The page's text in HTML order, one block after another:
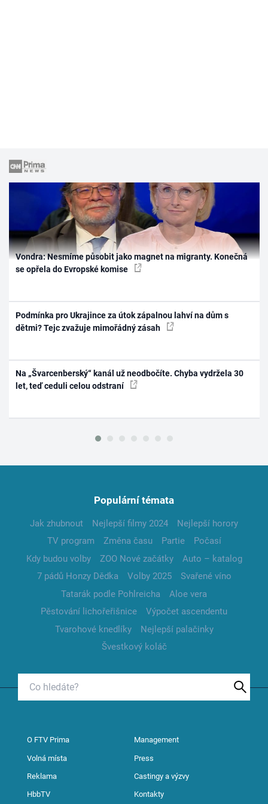
Vondra: Nesmíme působit jako magnet na migranty. Konečná
se opřela do Evropské komise
Podmínka pro Ukrajince za útok zápalnou lahví na dům s
dětmi? Tejc zvažuje mimořádný zásah
Na „Švarcenberský“ kanál už neodbočíte. Chyba vydržela 30
let, teď ceduli celou odstraní
Populární témata
Jak zhubnout Nejlepší filmy 2024
Nejlepší horory
TV program
Změna času Partie
Počasí
Kdy budou volby
ZOO Nové začátky
Auto – katalog
7 pádů Honzy Dědka
Volby 2025
Svařené víno
Tatarák podle Pohlreicha
Aloe vera
Pěstování lichořeřišnice
Výpočet ascendentu
Tvarohové knedlíky
Nejlepší palačinky
Švestkový koláč
O FTV Prima Management
Volná místa Press
Reklama Castingy a výzvy
HbbTV Kontakty